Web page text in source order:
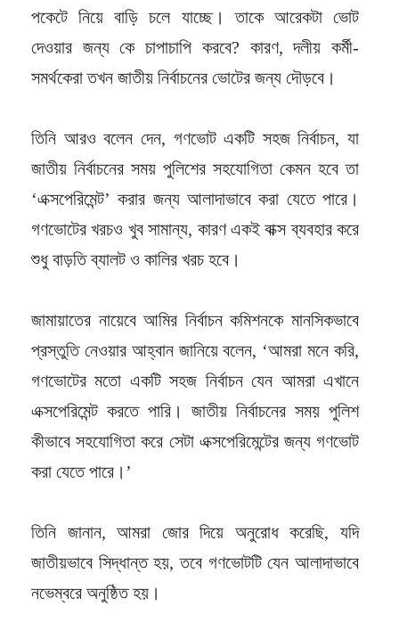
পকেটে নিয়ে বাড়ি চলে যাচ্ছে। তাকে আরেকটা ভোট
দেওয়ার জন্য কে চাপাচাপি করবে? কারণ, দলীয় কর্মী-
সমর্থকেরা তখন জাতীয় নির্বাচনের ভোটের জন্য দৌড়বে।
তিনি আরও বলেন দেন, গণভোট একটি সহজ নির্বাচন, যা
জাতীয় নির্বাচনের সময় পুলিশের সহযোগিতা কেমন হবে তা
‘এক্সপেরিমেন্ট’ করার জন্য আলাদাভাবে করা যেতে পারে।
গণভোটের খরচও খুব সামান্য, কারণ একই বাক্স ব্যবহার করে
শুধু বাড়তি ব্যালট ও কালির খরচ হবে।
জামায়াতের নায়েবে আমির নির্বাচন কমিশনকে মানসিকভাবে
প্রস্তুতি নেওয়ার আহ্বান জানিয়ে বলেন, ‘আমরা মনে করি,
গণভোটের মতো একটি সহজ নির্বাচন যেন আমরা এখানে
এক্সপেরিমেন্ট করতে পারি। জাতীয় নির্বাচনের সময় পুলিশ
কীভাবে সহযোগিতা করে সেটা এক্সপেরিমেন্টের জন্য গণভোট
করা যেতে পারে।’
তিনি জানান, আমরা জোর দিয়ে অনুরোধ করেছি, যদি
জাতীয়ভাবে সিদ্ধান্ত হয়, তবে গণভোটটি যেন আলাদাভাবে
নভেম্বরে অনুষ্ঠিত হয়।